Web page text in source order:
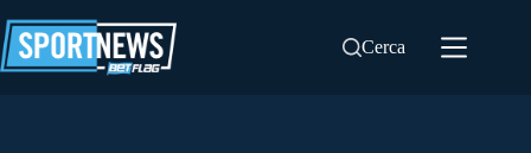
al
contenuto
Cerca